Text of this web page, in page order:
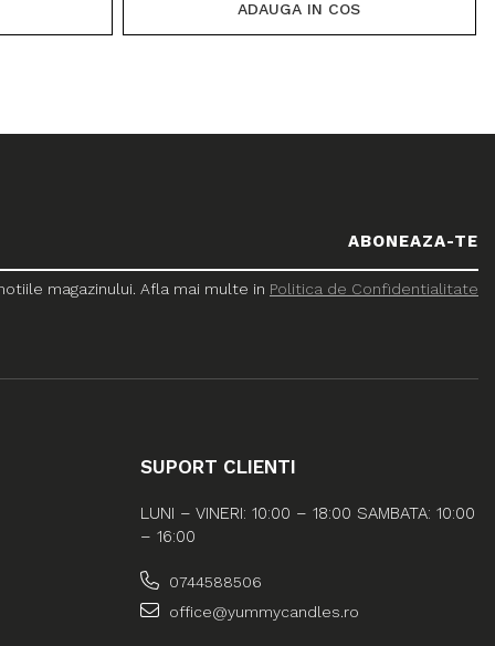
ADAUGA IN COS
magazinului. Afla mai multe in Politica de Confidentialitate
SUPORT CLIENTI
LUNI – VINERI: 10:00 – 18:00 SAMBATA: 10:00
– 16:00
0744588506
office@yummycandles.ro